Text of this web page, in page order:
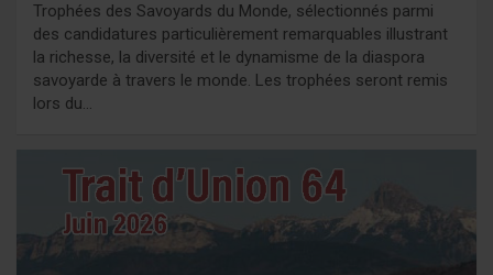
Trophées des Savoyards du Monde, sélectionnés parmi
des candidatures particulièrement remarquables illustrant
la richesse, la diversité et le dynamisme de la diaspora
savoyarde à travers le monde. Les trophées seront remis
lors du…